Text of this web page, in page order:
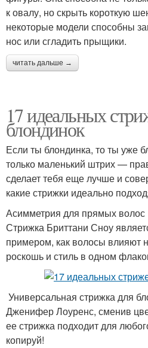
к овалу, но скрыть короткую
некоторые модели способны
нос или сгладить прыщики.
читать дальше →
17 идеальных
блондинок
Если ты блондинка, то ты уже
только маленький штрих —
сделает тебя еще лучше и
какие стрижки идеально
Асимметрия для прямых волос
Стрижка Бриттани Сноу
примером, как волосы влияют
роскошь и стиль в одном
Универсальная стрижка для
Дженифер Лоуренс, сменив
ее стрижка подходит для
копируй!